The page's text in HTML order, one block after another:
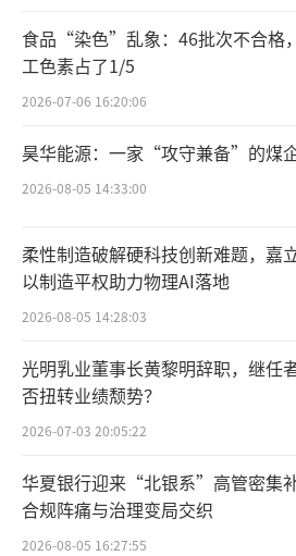
飞鹤乳源原料鲜活质量管理标准
奶粉原料的鲜活度，
进去，还是真正被身体利
成为品质升级的核心方向
升级点，此次飞鹤联合中
业内率先发布“鲜活原料
前移——从“成品新鲜”升
的十位院士及专家评审通过
中国工程院院士、大
薇表示，当前行业对奶粉
中在配方构成、终端指标
度。飞鹤此次将标准对准
食品“染色”乱象：46批次不合格
工色素占了1/5
2026-07-06 16:20:06
昊华能源：一家“攻守兼备”的煤
2026-08-05 14:33:00
柔性制造破解硬科技创新难题，嘉
以制造平权助力物理AI落地
2026-08-05 14:28:03
光明乳业董事长黄黎明辞职，继任
否扭转业绩颓势？
2026-07-03 20:05:22
华夏银行迎来“北银系”高管密集
合规阵痛与治理变局交织
2026-08-05 16:27:55